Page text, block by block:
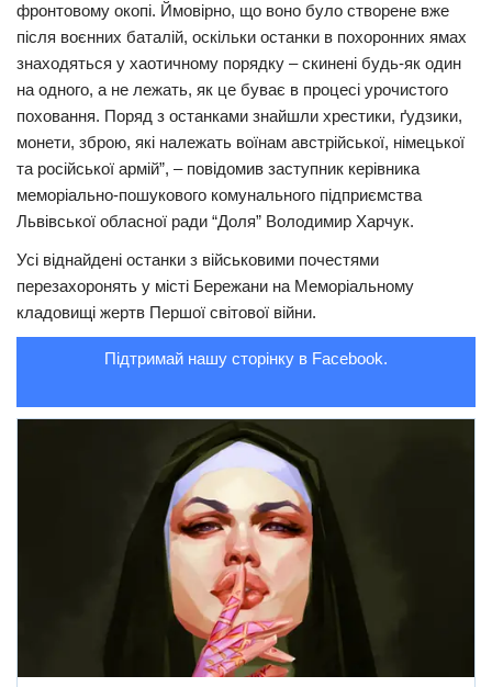
Суспільство
Культура
Шоу-біз
#Війна
фронтовому окопі. Ймовірно, що воно було створене вже
після воєнних баталій, оскільки останки в похоронних ямах
знаходяться у хаотичному порядку – скинені будь-як один
на одного, а не лежать, як це буває в процесі урочистого
поховання. Поряд з останками знайшли хрестики, ґудзики,
монети, зброю, які належать воїнам австрійської, німецької
та російської армій”, – повідомив заступник керівника
меморіально-пошукового комунального підприємства
Львівської обласної ради “Доля” Володимир Харчук.
Усі віднайдені останки з військовими почестями
перезахоронять у місті Бережани на Меморіальному
кладовищі жертв Першої світової війни.
Підтримай нашу сторінку в Facebook.